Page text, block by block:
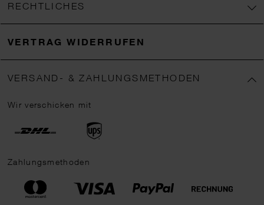
RECHTLICHES
VERTRAG WIDERRUFEN
VERSAND- & ZAHLUNGSMETHODEN
Wir verschicken mit
Zahlungsmethoden